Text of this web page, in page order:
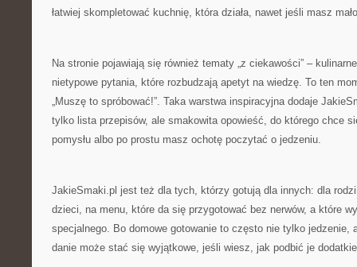
łatwiej skompletować kuchnię, która działa, nawet jeśli masz
Na stronie pojawiają się również tematy „z ciekawości” –
nietypowe pytania, które rozbudzają apetyt na wiedzę. To ten
„Muszę to spróbować!”. Taka warstwa inspiracyjna dodaje
tylko lista przepisów, ale smakowita opowieść, do którego chce
pomysłu albo po prostu masz ochotę poczytać o jedzeniu.
JakieSmaki.pl jest też dla tych, którzy gotują dla innych: dla
dzieci, na menu, które da się przygotować bez nerwów, a które
specjalnego. Bo domowe gotowanie to często nie tylko jedzenie,
danie może stać się wyjątkowe, jeśli wiesz, jak podbić je